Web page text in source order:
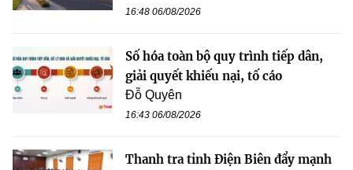
16:48 06/08/2026
Số hóa toàn bộ quy trình tiếp dân,
giải quyết khiếu nại, tố cáo
Đỗ Quyên
16:43 06/08/2026
Thanh tra tỉnh Điện Biên đẩy mạnh